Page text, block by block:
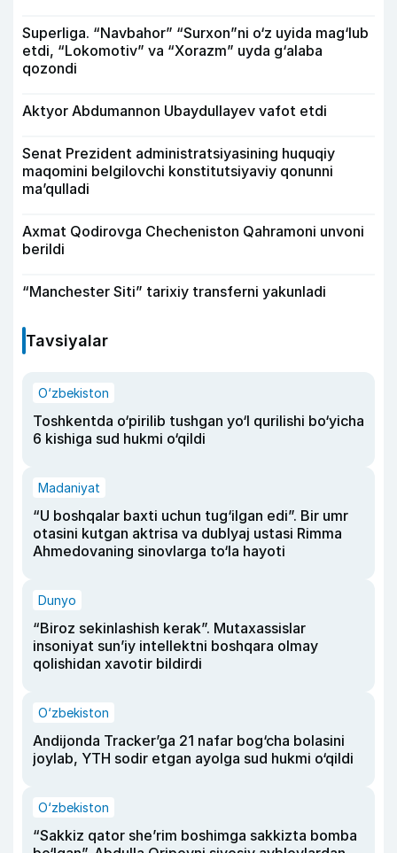
Superliga. “Navbahor” “Surxon”ni o‘z uyida mag‘lub
etdi, “Lokomotiv” va “Xorazm” uyda g‘alaba
qozondi
Aktyor Abdu­mannon Ubaydullayev vafot etdi
Senat Prezident administratsiyasining huquqiy
maqomini belgilovchi konstitutsiyaviy qonunni
ma’qulladi
Axmat Qodirovga Checheniston Qahramoni unvoni
berildi
“Manchester Siti” tarixiy transferni yakunladi
Tavsiyalar
O‘zbekiston
Toshkentda o‘pirilib tushgan yo‘l qurilishi bo‘yicha
6 kishiga sud hukmi o‘qildi
Madaniyat
“U boshqalar baxti uchun tug‘ilgan edi”. Bir umr
otasini kutgan aktrisa va dublyaj ustasi Rimma
Ahmedovaning sinovlarga to‘la hayoti
Dunyo
“Biroz sekinlashish kerak”. Mutaxassislar
insoniyat sun’iy intellektni boshqara olmay
qolishidan xavotir bildirdi
O‘zbekiston
Andijonda Tracker’ga 21 nafar bog‘cha bolasini
joylab, YTH sodir etgan ayolga sud hukmi o‘qildi
O‘zbekiston
“Sakkiz qator she’rim boshimga sakkizta bomba